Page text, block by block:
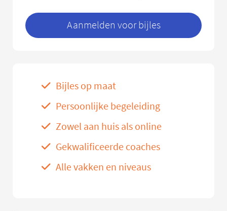
Aanmelden voor bijles
Bijles op maat
Persoonlijke begeleiding
Zowel aan huis als online
Gekwalificeerde coaches
Alle vakken en niveaus